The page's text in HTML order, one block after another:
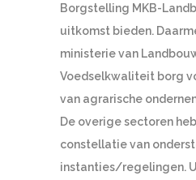
Borgstelling MKB-
uitkomst bieden.
ministerie van
Voedselkwaliteit borg
van agrarische
De overige sectoren
constellatie van
instanties/regelingen.